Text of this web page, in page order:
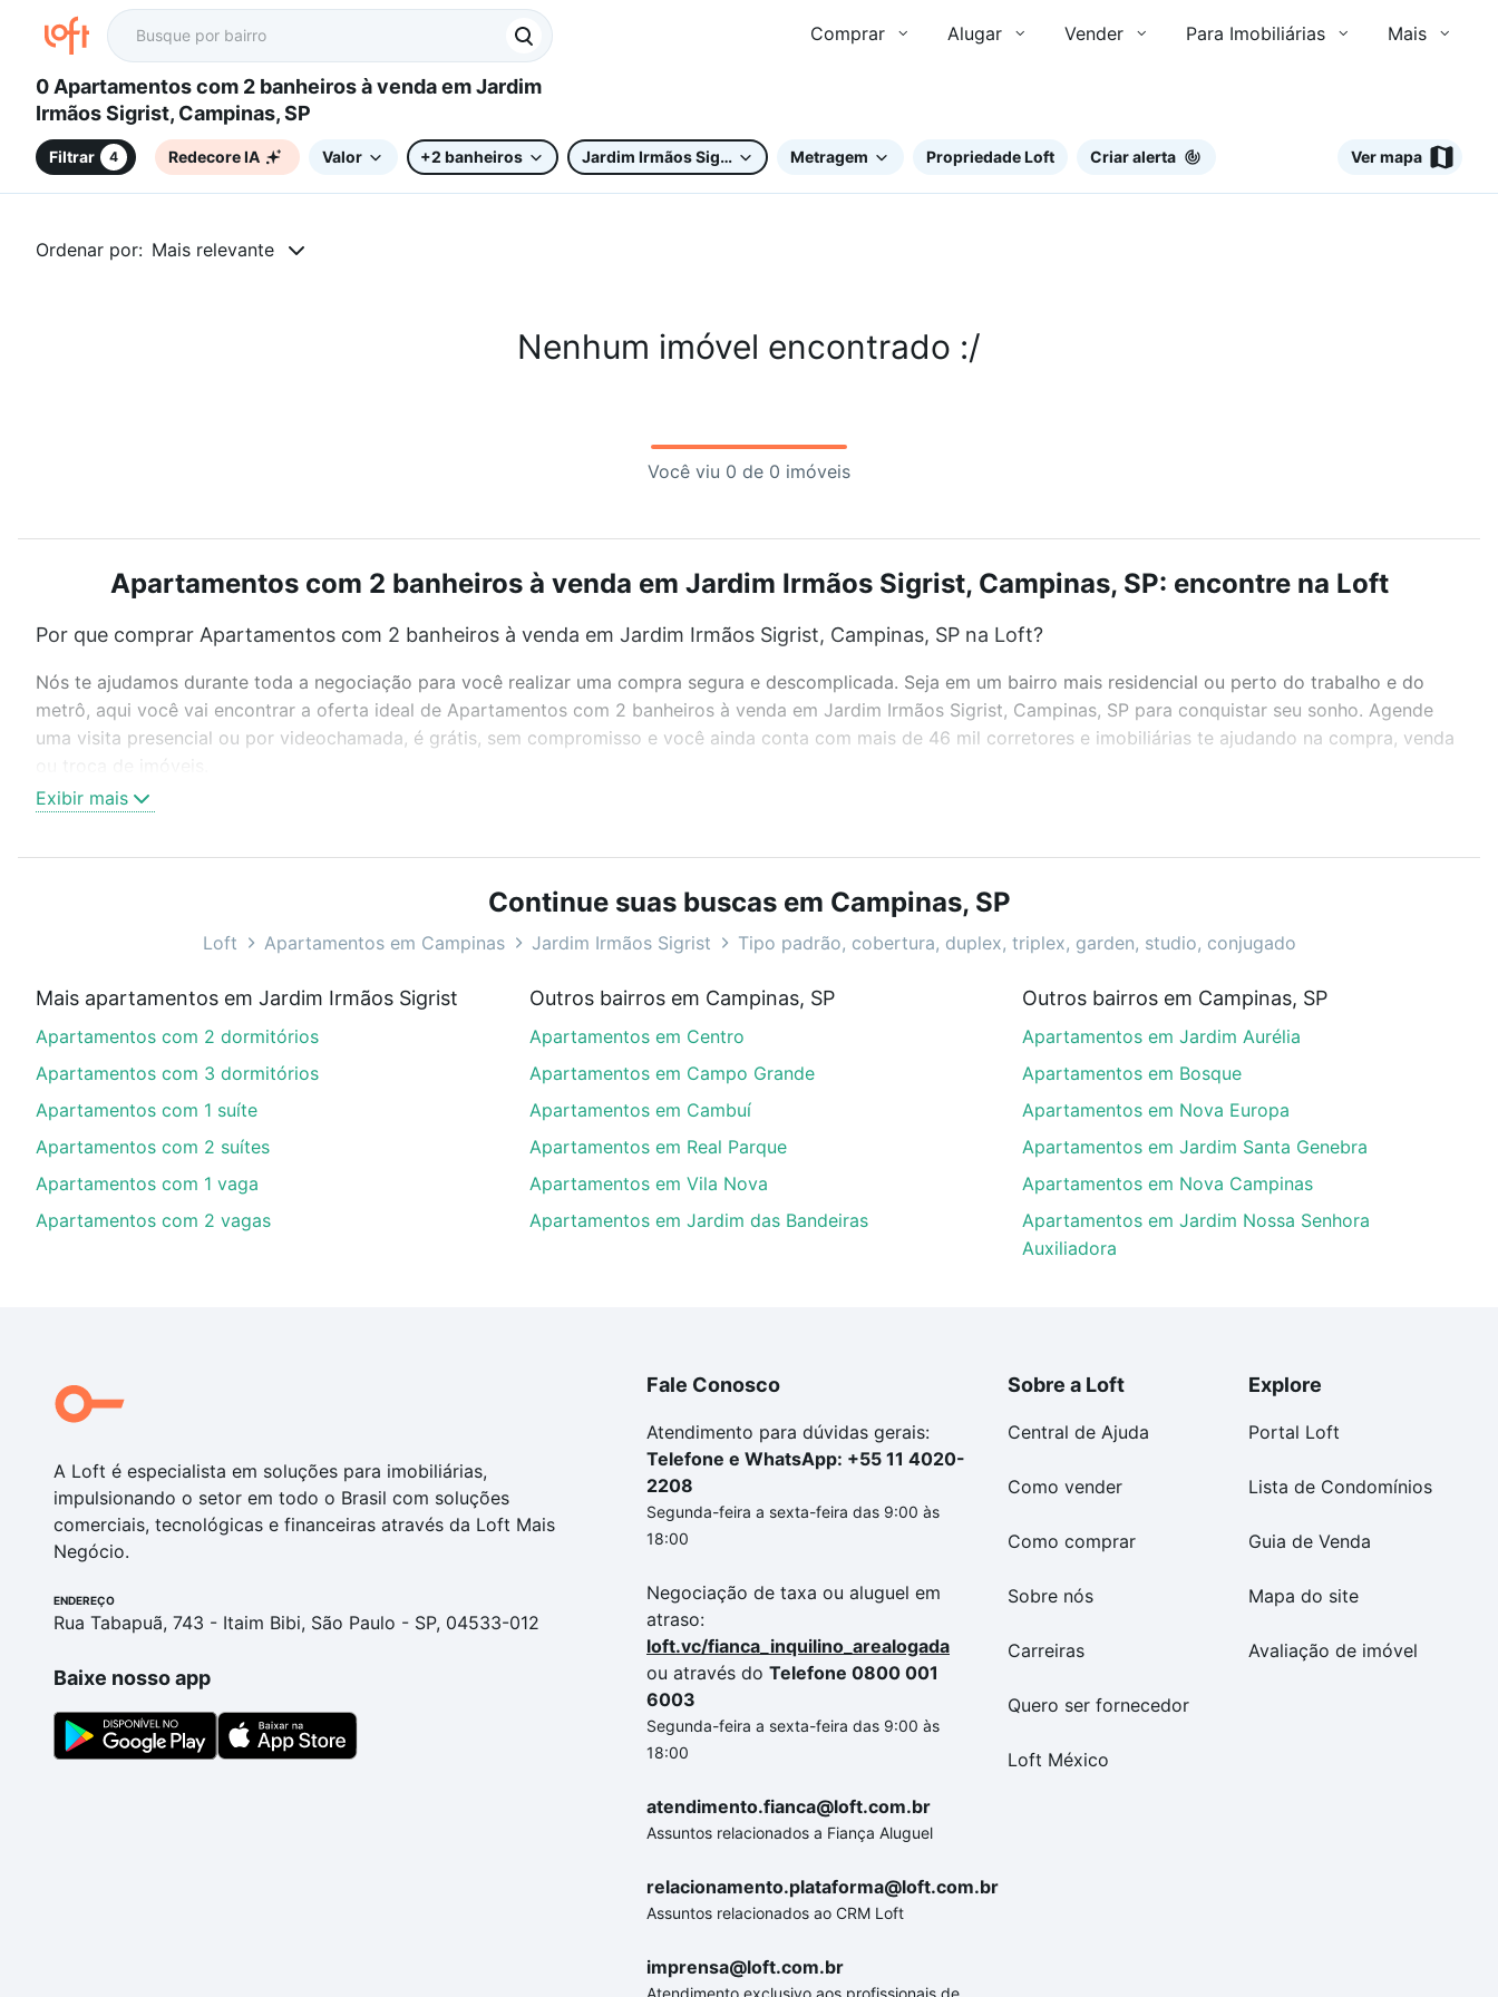
Comprar Alugar Vender Para Imobiliárias Mais
0 Apartamentos com 2 banheiros à venda em Jardim
Irmãos Sigrist, Campinas, SP
Filtrar 4 Redecore IA Valor +2 banheiros Jardim Irmãos Sigrist Metragem Propriedade Loft Criar alerta Ver mapa
Ordenar por: Mais relevante
Nenhum imóvel encontrado :/
Você viu 0 de 0 imóveis
Apartamentos com 2 banheiros à venda em Jardim Irmãos Sigrist, Campinas, SP: encontre na Loft
Por que comprar Apartamentos com 2 banheiros à venda em Jardim Irmãos Sigrist, Campinas, SP na Loft?
Nós te ajudamos durante toda a negociação para você realizar uma compra segura e descomplicada. Seja em um bairro mais residencial ou perto do trabalho e do
metrô, aqui você vai encontrar a oferta ideal de Apartamentos com 2 banheiros à venda em Jardim Irmãos Sigrist, Campinas, SP para conquistar seu sonho. Agende
uma visita presencial ou por videochamada, é grátis, sem compromisso e você ainda conta com mais de 46 mil corretores e imobiliárias te ajudando na compra, venda
Como escolher um imóvel?
Use barra de busca no topo para pesquisar por ruas, bairros e até condomínios favoritos. Você também pode usar os filtros como quantidade de quartos, suítes, com
ou sem vaga de garagem para combinar perfeitamente com o preço, metragem e comodidades, como piscina, academia, salão de festas ou área verde e encontrar
Apartamentos com 2 banheiros à venda em Jardim Irmãos Sigrist, Campinas, SP ideal para você na Loft.
Aqui na Loft temos a oferta ideal para você, com Apartamentos com 2 banheiros à venda em Jardim Irmãos Sigrist, Campinas, SP que custam a partir de R$ 0 e com
nossas opções de financiamento imobiliário as parcelas podem se adequar ao seu orçamento. Se ainda tem alguma dúvida dos custos envolvidos no processo de
compra, veja em nosso portal quanto custa comprar um apartamento e conte com a gente para comprar o imóvel dos seus sonhos com segurança e conforto. Loft,
Exibir mais
Continue suas buscas em Campinas, SP
Loft Apartamentos em Campinas Jardim Irmãos Sigrist Tipo padrão, cobertura, duplex, triplex, garden, studio, conjugado
Mais apartamentos em Jardim Irmãos Sigrist
Apartamentos com 2 dormitórios
Apartamentos com 3 dormitórios
Apartamentos com 1 suíte
Apartamentos com 2 suítes
Apartamentos com 1 vaga
Apartamentos com 2 vagas
Outros bairros em Campinas, SP
Apartamentos em Centro
Apartamentos em Campo Grande
Apartamentos em Cambuí
Apartamentos em Real Parque
Apartamentos em Vila Nova
Apartamentos em Jardim das Bandeiras
Outros bairros em Campinas, SP
Apartamentos em Jardim Aurélia
Apartamentos em Bosque
Apartamentos em Nova Europa
Apartamentos em Jardim Santa Genebra
Apartamentos em Nova Campinas
Apartamentos em Jardim Nossa Senhora
Auxiliadora
A Loft é especialista em soluções para imobiliárias,
impulsionando o setor em todo o Brasil com soluções
comerciais, tecnológicas e financeiras através da Loft Mais
Negócio.
ENDEREÇO
Rua Tabapuã, 743 - Itaim Bibi, São Paulo - SP, 04533-012
Baixe nosso app
Fale Conosco
Atendimento para dúvidas gerais:
Telefone e WhatsApp: +55 11 4020-
2208
Segunda-feira a sexta-feira das 9:00 às
18:00
Negociação de taxa ou aluguel em
atraso:
loft.vc/fianca_inquilino_arealogada
ou através do Telefone 0800 001
6003
Segunda-feira a sexta-feira das 9:00 às
18:00
atendimento.fianca@loft.com.br
Assuntos relacionados a Fiança Aluguel
relacionamento.plataforma@loft.com.br
Assuntos relacionados ao CRM Loft
imprensa@loft.com.br
Atendimento exclusivo aos profissionais de
Sobre a Loft
Central de Ajuda
Como vender
Como comprar
Sobre nós
Carreiras
Quero ser fornecedor
Loft México
Explore
Portal Loft
Lista de Condomínios
Guia de Venda
Mapa do site
Avaliação de imóvel